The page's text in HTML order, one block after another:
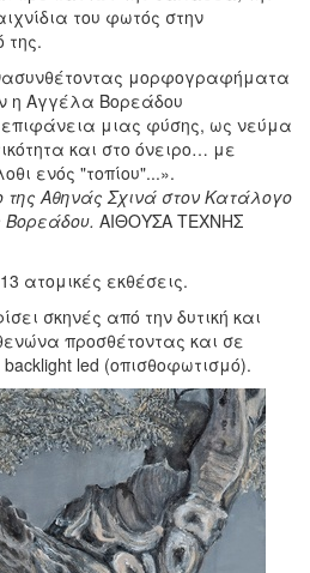
του φωτός στην
της.
μορφογραφήματα
η Αγγέλα Βορεάδου
επιφάνεια μιας φύσης, ως νεύμα
και στο όνειρο… με
ενός "τοπίου"...».
Αθηνάς Σχινά στον Κατάλογο
Βορεάδου. ΑΙΘΟΥΣΑ ΤΕΧΝΗΣ
ατομικές εκθέσεις.
σκηνές από την δυτική και
προσθέτοντας και σε
led (οπισθοφωτισμό).